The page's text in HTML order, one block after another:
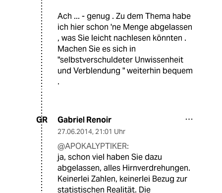
Ach ... - genug . Zu dem Thema habe
ich hier schon 'ne Menge abgelassen
, was Sie leicht nachlesen könnten .
Machen Sie es sich in
"selbstverschuldeter Unwissenheit
und Verblendung " weiterhin bequem
.
GR Gabriel Renoir
27.06.2014, 21:01 Uhr
@APOKALYPTIKER:
ja, schon viel haben Sie dazu
abgelassen, alles Hirnverdrehungen.
Keinerlei Zahlen, keinerlei Bezug zur
statistischen Realität. Die